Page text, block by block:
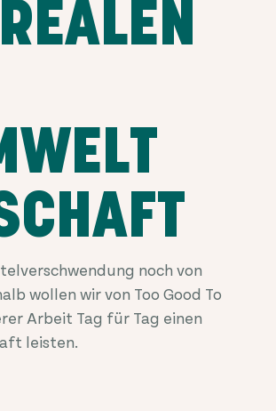
noch von
wollen wir von Too Good To
Arbeit Tag für Tag einen
leisten.